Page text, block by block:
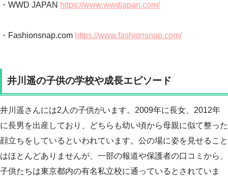
・WWD JAPAN https://www.wwdjapan.com/
・Fashionsnap.com https://www.fashionsnap.com/
井川遥の子供の学校や成長エピソード
井川遥さんには2人の子供がいます。2009年に長女、2012年
に長男を出産しており、どちらも幼い頃から母親に似て整った
顔立ちをしているといわれています。公の場に姿を見せること
はほとんどありませんが、一部の報道や保護者の口コミから、
子供たちは東京都内の有名私立校に通っているとされていま